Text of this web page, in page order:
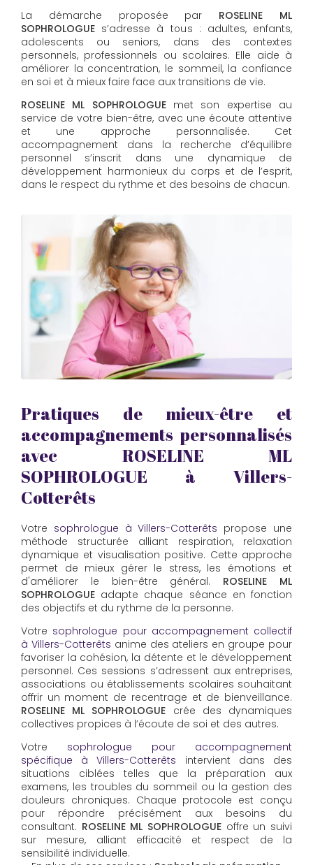
La démarche proposée par ROSELINE ML
SOPHROLOGUE s’adresse à tous : adultes, enfants,
adolescents ou seniors, dans des contextes
personnels, professionnels ou scolaires. Elle aide à
améliorer la concentration, le sommeil, la confiance
en soi et à mieux faire face aux transitions de vie.
ROSELINE ML SOPHROLOGUEmet son expertise au
service de votre bien-être, avec une écoute attentive
et une approche personnalisée. Cet
accompagnement dans la recherche d’équilibre
personnel s’inscrit dans une dynamique de
développement harmonieux du corps et de l’esprit,
dans le respect du rythme et des besoins de chacun.
Pratiques de mieux-être et
accompagnements personnalisés
avec ROSELINE ML
SOPHROLOGUE à Villers-
Cotterêts
Votre sophrologue à Villers-Cotterêts propose une
méthode structurée alliant respiration, relaxation
dynamique et visualisation positive. Cette approche
permet de mieux gérer le stress, les émotions et
d'améliorer le bien-être général. ROSELINE ML
SOPHROLOGUE adapte chaque séance en fonction
des objectifs et du rythme de la personne.
Votre sophrologue pour accompagnement collectif
à Villers-Cotterêts anime des ateliers en groupe pour
favoriser la cohésion, la détente et le développement
personnel. Ces sessions s’adressent aux entreprises,
associations ou établissements scolaires souhaitant
offrir un moment de recentrage et de bienveillance.
ROSELINE ML SOPHROLOGUE crée des dynamiques
collectives propices à l’écoute de soi et des autres.
Votre sophrologue pour accompagnement
spécifique à Villers-Cotterêts intervient dans des
situations ciblées telles que la préparation aux
examens, les troubles du sommeil ou la gestion des
douleurs chroniques. Chaque protocole est conçu
pour répondre précisément aux besoins du
consultant. ROSELINE ML SOPHROLOGUE offre un suivi
sur mesure, alliant efficacité et respect de la
sensibilité individuelle.